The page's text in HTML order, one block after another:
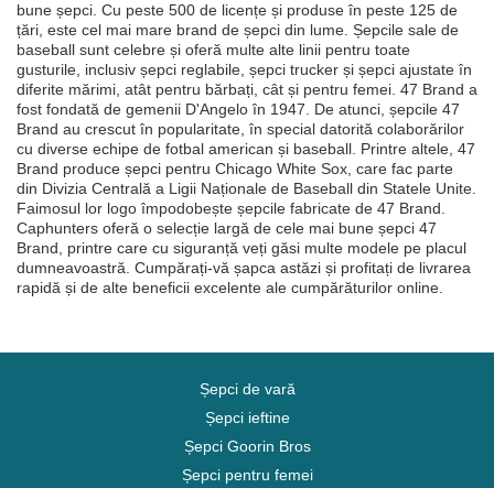
bune șepci. Cu peste 500 de licențe și produse în peste 125 de
țări, este cel mai mare brand de șepci din lume. Șepcile sale de
baseball sunt celebre și oferă multe alte linii pentru toate
gusturile, inclusiv șepci reglabile, șepci trucker și șepci ajustate în
diferite mărimi, atât pentru bărbați, cât și pentru femei. 47 Brand a
fost fondată de gemenii D'Angelo în 1947. De atunci, șepcile 47
Brand au crescut în popularitate, în special datorită colaborărilor
cu diverse echipe de fotbal american și baseball. Printre altele, 47
Brand produce șepci pentru Chicago White Sox, care fac parte
din Divizia Centrală a Ligii Naționale de Baseball din Statele Unite.
Faimosul lor logo împodobește șepcile fabricate de 47 Brand.
Caphunters oferă o selecție largă de cele mai bune șepci 47
Brand, printre care cu siguranță veți găsi multe modele pe placul
dumneavoastră. Cumpărați-vă șapca astăzi și profitați de livrarea
rapidă și de alte beneficii excelente ale cumpărăturilor online.
Șepci de vară
Șepci ieftine
Șepci Goorin Bros
Șepci pentru femei